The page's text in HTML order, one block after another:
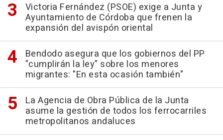
Victoria Fernández (PSOE) exige a Junta y
Ayuntamiento de Córdoba que frenen la
expansión del avispón oriental
Bendodo asegura que los gobiernos del PP
"cumplirán la ley" sobre los menores
migrantes: "En esta ocasión también"
La Agencia de Obra Pública de la Junta
asume la gestión de todos los ferrocarriles
metropolitanos andaluces